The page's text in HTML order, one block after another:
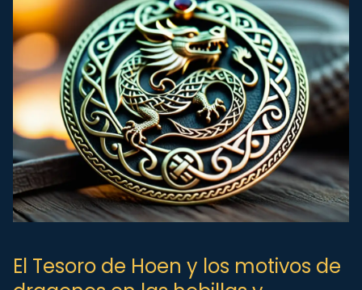
El Tesoro de Hoen y los motivos de